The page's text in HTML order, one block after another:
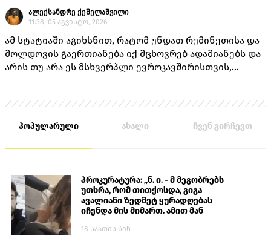
ალექსანდრე ქეშელაშვილი
11:38, 05 აგვისტო, 2026
ამ სტატიაში აგიხსნით, რატომ უნდათ რუმინეთისა და
მოლდოვის გაერთიანება იქ მცხოვრებ ადამიანებს და
არის თუ არა ეს მსხვერპლი ევროკავშირისთვის,
პოპულარული ახალი ჩვენ გირჩევთ
პროკურატურა: „ნ. ი. - მ მეგობრებს
უთხრა, რომ თითქოსდა, გიგა
ავალიანი ზედმეტ ყურადღებას
იჩენდა მის მიმართ. ამით მან
თავს დასხმოდა გიგა ავალიანს“
18 საათის წინ